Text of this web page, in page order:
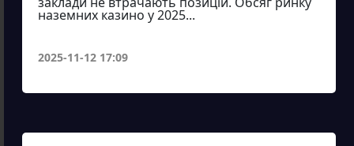
наземних казино у 2025...
2025-11-12 17:09